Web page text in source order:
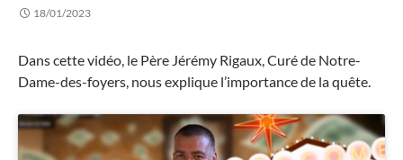
18/01/2023
Dans cette vidéo, le Père Jérémy Rigaux, Curé de Notre-
Dame-des-foyers, nous explique l’importance de la quête.